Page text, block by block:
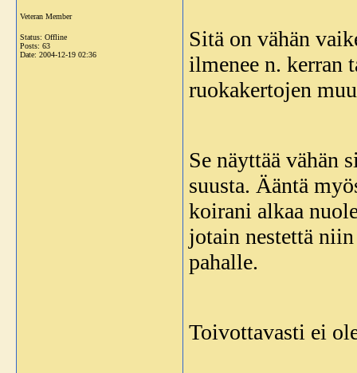
Veteran Member
Status: Offline
Posts: 63
Date: 2004-12-19 02:36
Sitä on vähän
ilmenee n. kerran
ruokakertojen
Se näyttää vähän
suusta. Ääntä
koirani alkaa
jotain nestettä
pahalle.
Toivottavasti ei